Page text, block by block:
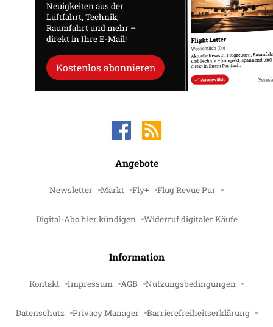
Neuigkeiten aus der
Luftfahrt, Technik,
Raumfahrt und mehr –
direkt in Ihre E-Mail!
Kostenlos abonnieren
Angebote
Newsletter Markt Fly+ Flug Revue Pur
Digital-Abo hier kündigen Widerruf digitaler Käufe
Information
Kontakt Impressum AGB Nutzungsbedingungen
Datenschutz Privacy Manager Barrierefreiheitserklärung